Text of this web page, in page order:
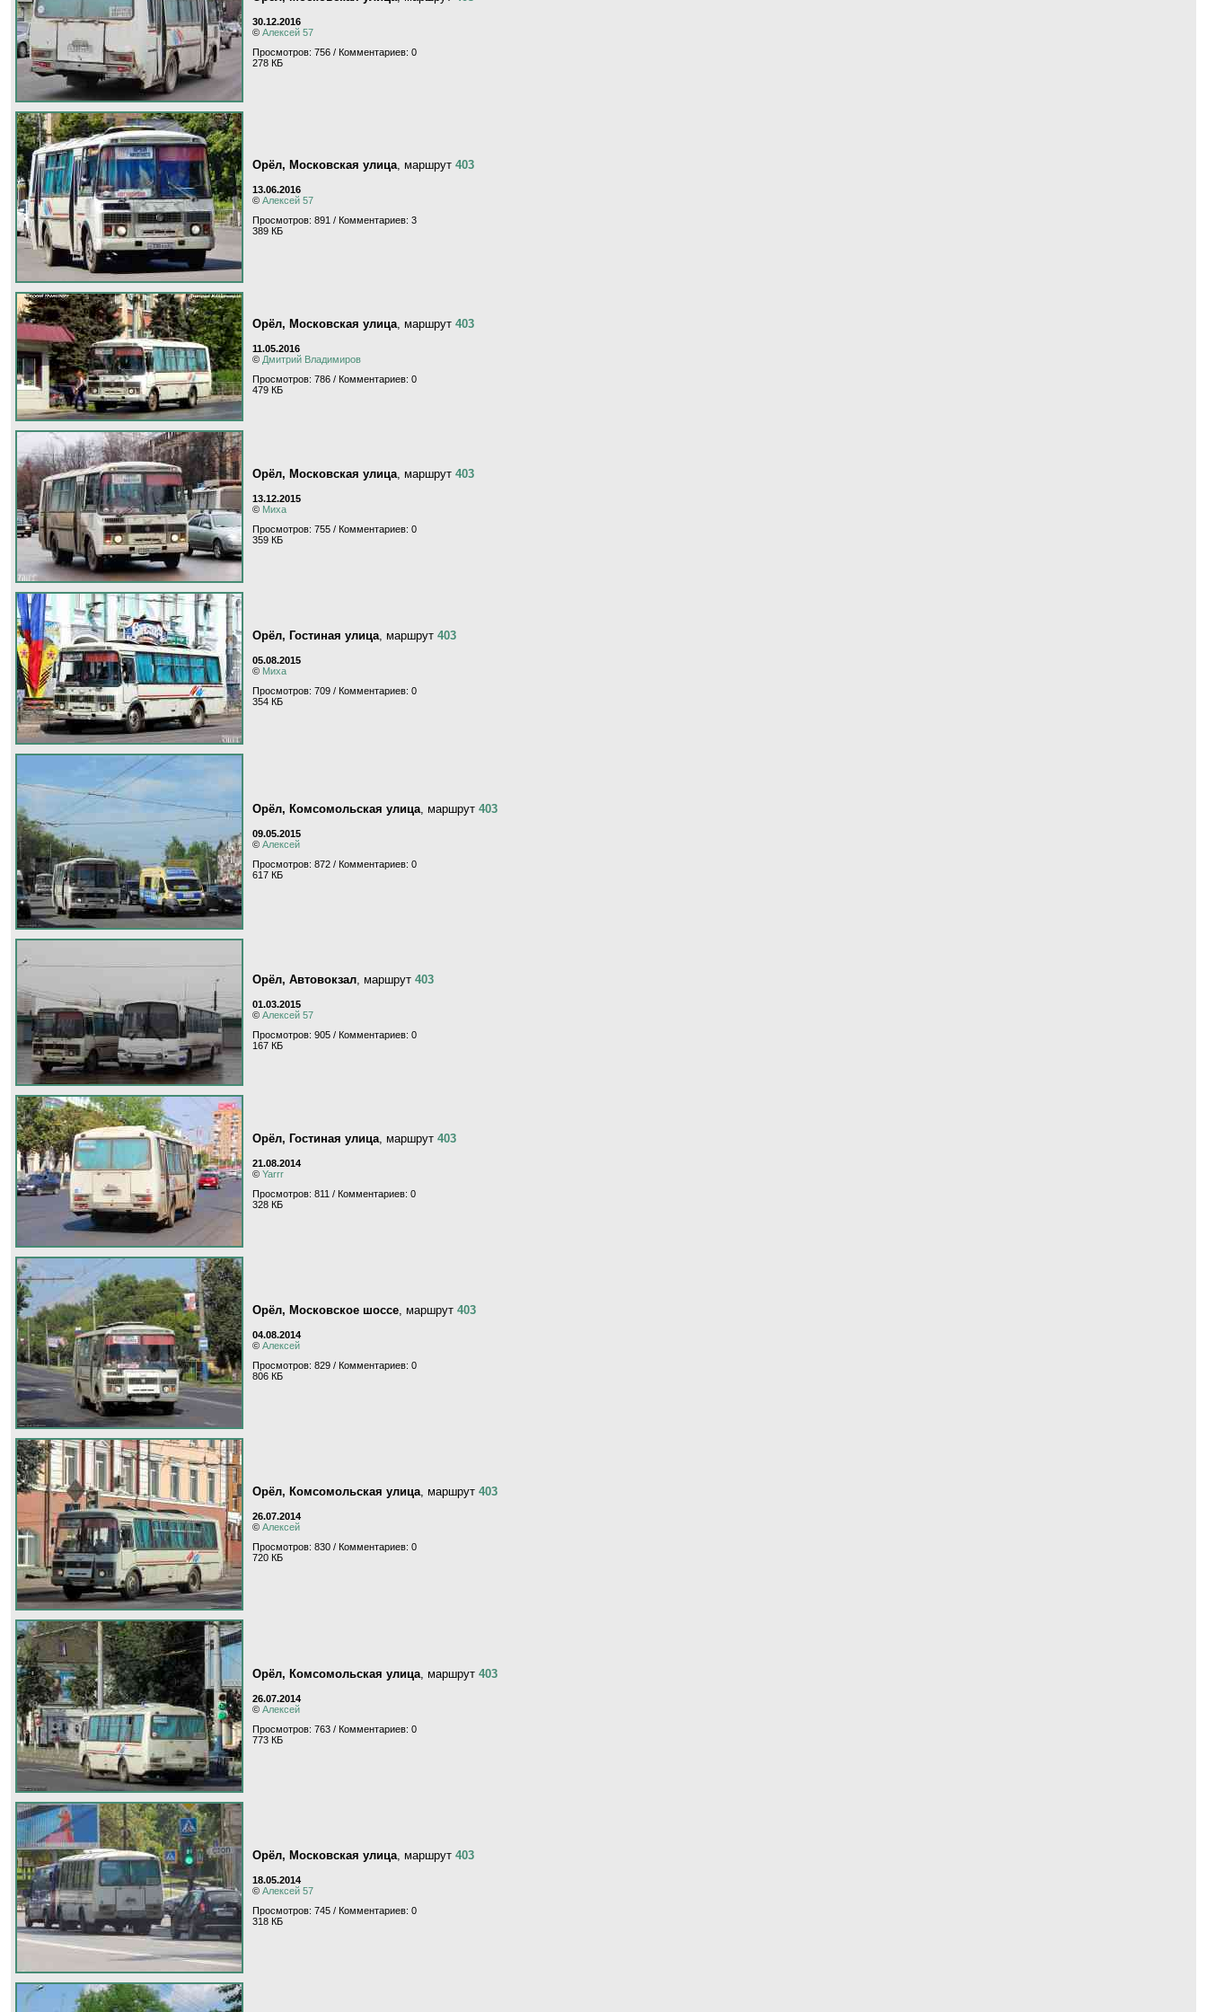
30.12.2016
© Алексей 57
Просмотров: 756 / Комментариев: 0
278 КБ
Орёл, Московская улица, маршрут 403
13.06.2016
© Алексей 57
Просмотров: 891 / Комментариев: 3
389 КБ
Орёл, Московская улица, маршрут 403
11.05.2016
© Дмитрий Владимиров
Просмотров: 786 / Комментариев: 0
479 КБ
Орёл, Московская улица, маршрут 403
13.12.2015
© Миха
Просмотров: 755 / Комментариев: 0
359 КБ
Орёл, Гостиная улица, маршрут 403
05.08.2015
© Миха
Просмотров: 709 / Комментариев: 0
354 КБ
Орёл, Комсомольская улица, маршрут 403
09.05.2015
© Алексей
Просмотров: 872 / Комментариев: 0
617 КБ
Орёл, Автовокзал, маршрут 403
01.03.2015
© Алексей 57
Просмотров: 905 / Комментариев: 0
167 КБ
Орёл, Гостиная улица, маршрут 403
21.08.2014
© Yarrr
Просмотров: 811 / Комментариев: 0
328 КБ
Орёл, Московское шоссе, маршрут 403
04.08.2014
© Алексей
Просмотров: 829 / Комментариев: 0
806 КБ
Орёл, Комсомольская улица, маршрут 403
26.07.2014
© Алексей
Просмотров: 830 / Комментариев: 0
720 КБ
Орёл, Комсомольская улица, маршрут 403
26.07.2014
© Алексей
Просмотров: 763 / Комментариев: 0
773 КБ
Орёл, Московская улица, маршрут 403
18.05.2014
© Алексей 57
Просмотров: 745 / Комментариев: 0
318 КБ